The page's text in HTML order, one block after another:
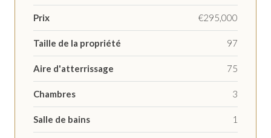
Prix €295,000
Taille de la propriété 97
Aire d'atterrissage 75
Chambres 3
Salle de bains 1